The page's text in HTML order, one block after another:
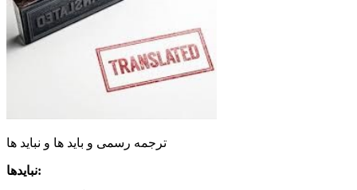
ترجمه رسمی و باید ها و نباید ها
نبایدها: